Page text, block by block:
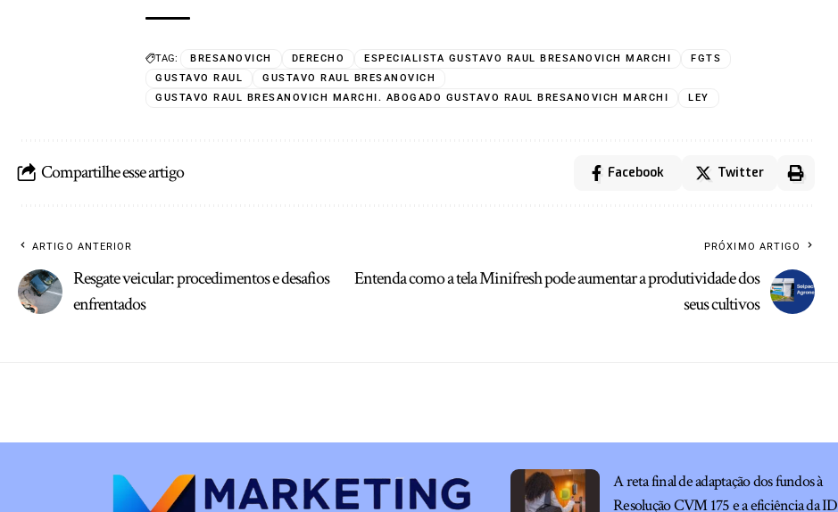
TAG: BRESANOVICH DERECHO ESPECIALISTA GUSTAVO RAUL BRESANOVICH MARCHI
FGTS
GUSTAVO RAUL
GUSTAVO RAUL BRESANOVICH
GUSTAVO RAUL BRESANOVICH MARCHI. ABOGADO GUSTAVO RAUL BRESANOVICH MARCHI
LEY
Compartilhe esse artigo Facebook Twitter
ARTIGO ANTERIOR
Resgate veicular: procedimentos e desafios
enfrentados
PRÓXIMO ARTIGO
Entenda como a tela Minifresh pode aumentar a produtividade dos
seus cultivos
A reta final de adaptação dos fundos à
Resolução CVM 175 e a eficiência da ID